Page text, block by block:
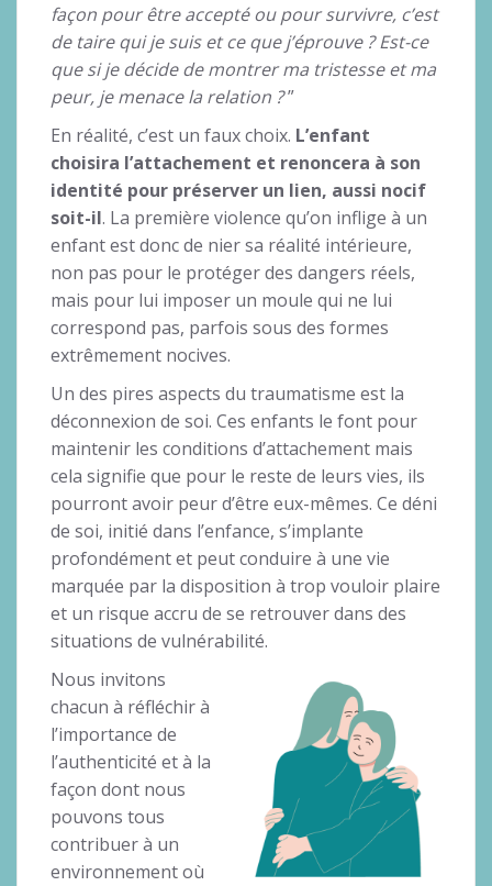
façon pour être accepté ou pour survivre, c’est
de taire qui je suis et ce que j’éprouve ? Est-ce
que si je décide de montrer ma tristesse et ma
peur, je menace la relation ?”
En réalité, c’est un faux choix. L’enfant
choisira l’attachement et renoncera à son
identité pour préserver un lien, aussi nocif
soit-il. La première violence qu’on inflige à un
enfant est donc de nier sa réalité intérieure,
non pas pour le protéger des dangers réels,
mais pour lui imposer un moule qui ne lui
correspond pas, parfois sous des formes
extrêmement nocives.
Un des pires aspects du traumatisme est la
déconnexion de soi. Ces enfants le font pour
maintenir les conditions d’attachement mais
cela signifie que pour le reste de leurs vies, ils
pourront avoir peur d’être eux-mêmes. Ce déni
de soi, initié dans l’enfance, s’implante
profondément et peut conduire à une vie
marquée par la disposition à trop vouloir plaire
et un risque accru de se retrouver dans des
situations de vulnérabilité.
Nous invitons
chacun à réfléchir à
l’importance de
l’authenticité et à la
façon dont nous
pouvons tous
contribuer à un
environnement où